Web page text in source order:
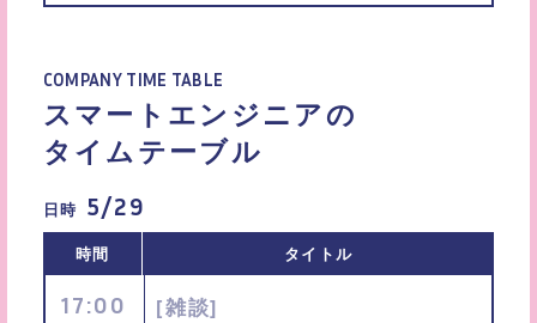
COMPANY TIME TABLE
スマートエンジニアの
タイムテーブル
日時 5/29
時間 タイトル
17:00
[雑談]